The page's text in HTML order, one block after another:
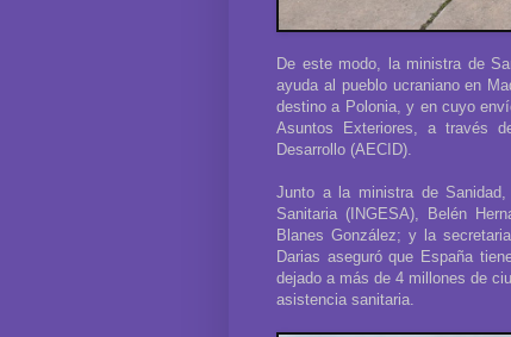
De este modo, la ministra de
ayuda al pueblo ucraniano en
destino a Polonia, y en cuyo
Asuntos Exteriores, a través
Desarrollo (AECID).
Junto a la ministra de
Sanitaria (INGESA), Belén
Blanes González; y la
Darias aseguró que España
dejado a más de 4 millones de
asistencia sanitaria.